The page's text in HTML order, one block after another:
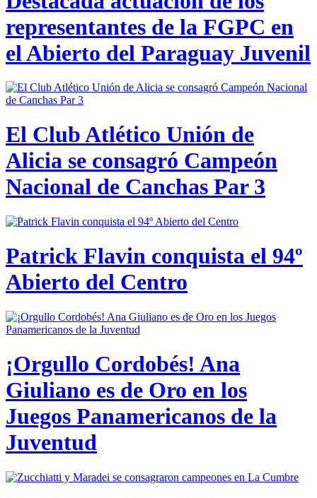
representantes de la FGPC en
el Abierto del Paraguay Juvenil
El Club Atlético Unión de
Alicia se consagró Campeón
Nacional de Canchas Par 3
Patrick Flavin conquista el 94º
Abierto del Centro
¡Orgullo Cordobés! Ana
Giuliano es de Oro en los
Juegos Panamericanos de la
Juventud